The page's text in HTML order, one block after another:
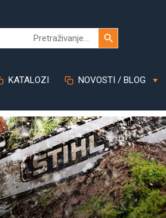
KATALOZI NOVOSTI / BLOG